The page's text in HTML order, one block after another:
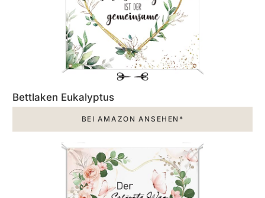
Bettlaken Eukalyptus
BEI AMAZON ANSEHEN*